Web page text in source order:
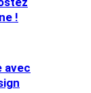
!
avec